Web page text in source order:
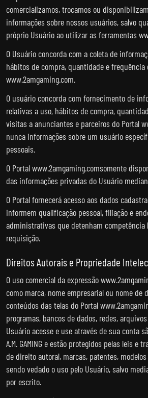
comercializamos, trocamos ou
informações sobre nossos usuários, salvo
próprio Usuário ao utilizar as ferramentas
O Usuário concorda com a coleta de
hábitos de compra, quantidade e
www.2amgaming.com.
O usuário concorda com fornecimento de
relativas a uso, hábitos de compra,
visitas a anunciantes e parceiros do Portal
nunca informações sobre um usuário
pessoais.
O Portal www.2amgaming.comsomente
das informações privadas do Usuário
O Portal fornecerá acesso aos dados
informem qualificação pessoal, filiação e
administrativas que detenham competência
requisição.
Direitos Autorais e Propriedade
O uso comercial da expressão
como marca, nome empresarial ou nome de
conteúdos das telas do Portal
programas, bancos de dados, redes,
Usuário acesse e use através de sua conta
A.M. GAMING e estão protegidos pelas leis e
de direito autoral, marcas, patentes,
sendo vedado o uso pelo Usuário, salvo
por escrito.